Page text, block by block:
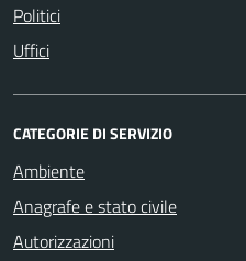
Politici
Uffici
CATEGORIE DI SERVIZIO
Ambiente
Anagrafe e stato civile
Autorizzazioni